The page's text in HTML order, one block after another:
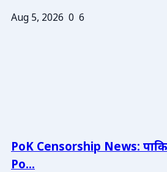
Aug 5, 2026 0 6
PoK Censorship News:
Po...